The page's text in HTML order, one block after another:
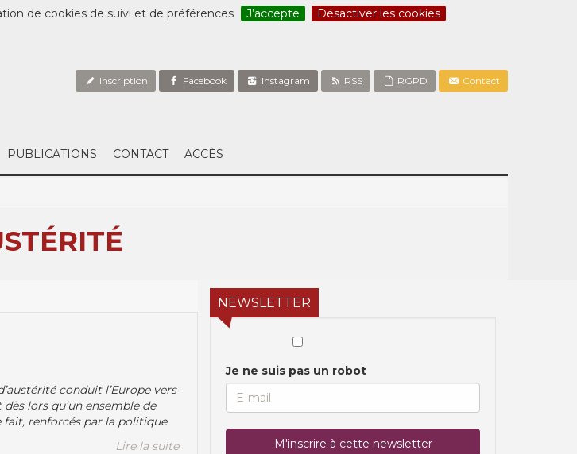
de cookies de suivi et de préférences J’accepte Désactiver les cookies
Inscription Facebook Instagram RSS RGPD Contact
PUBLICATIONS CONTACT ACCÈS
conduit l’Europe vers
lors qu’un ensemble de
renforcés par la politique
Lire la suite
NEWSLETTER
Je ne suis pas un robot